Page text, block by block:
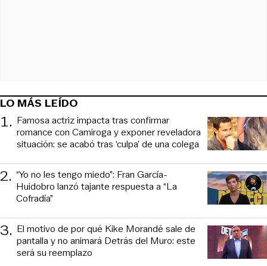
LO MÁS LEÍDO
1. Famosa actriz impacta tras confirmar
romance con Camiroga y exponer reveladora
situación: se acabó tras ‘culpa’ de una colega
2. “Yo no les tengo miedo”: Fran García-
Huidobro lanzó tajante respuesta a “La
Cofradía”
3. El motivo de por qué Kike Morandé sale de
pantalla y no animará Detrás del Muro: este
será su reemplazo